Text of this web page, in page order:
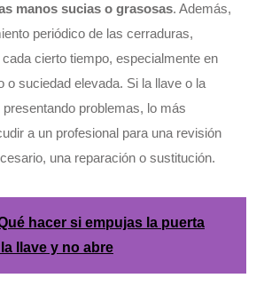
manos sucias o grasosas. Además,
periódico de las cerraduras,
cierto tiempo, especialmente en
o suciedad elevada. Si la llave o la
problemas, lo más
a un profesional para una revisión
una reparación o sustitución.
hacer si empujas la puerta
llave y no abre